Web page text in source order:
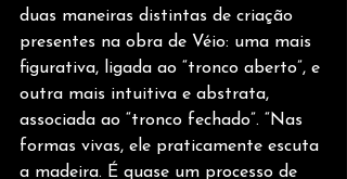
duas maneiras distintas de criação
presentes na obra de Véio: uma mais
figurativa, ligada ao “tronco aberto”, e
outra mais intuitiva e abstrata,
associada ao “tronco fechado”. “Nas
formas vivas, ele praticamente escuta
a madeira. É quase um processo de